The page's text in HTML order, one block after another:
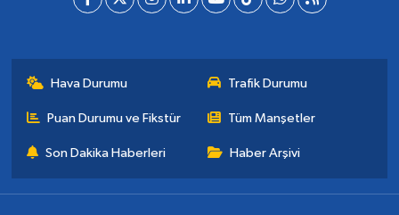
Hava Durumu Trafik Durumu
Puan Durumu ve Fikstür Tüm Manşetler
Son Dakika Haberleri Haber Arşivi